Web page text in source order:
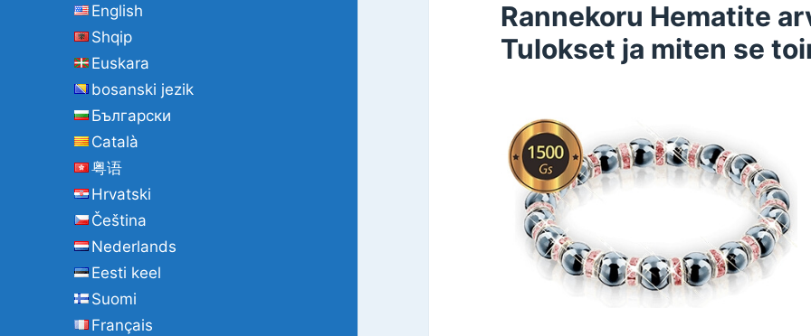
English
Shqip
Euskara
bosanski jezik
Български
Català
粤语
Hrvatski
Čeština
Nederlands
Eesti keel
Suomi
Français
Rannekoru Hematite
Tulokset ja miten se